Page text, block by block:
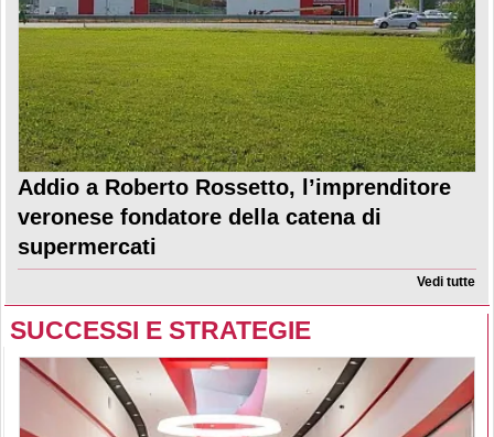
Addio a Roberto Rossetto, l’imprenditore
veronese fondatore della catena di
supermercati
Vedi tutte
SUCCESSI E STRATEGIE